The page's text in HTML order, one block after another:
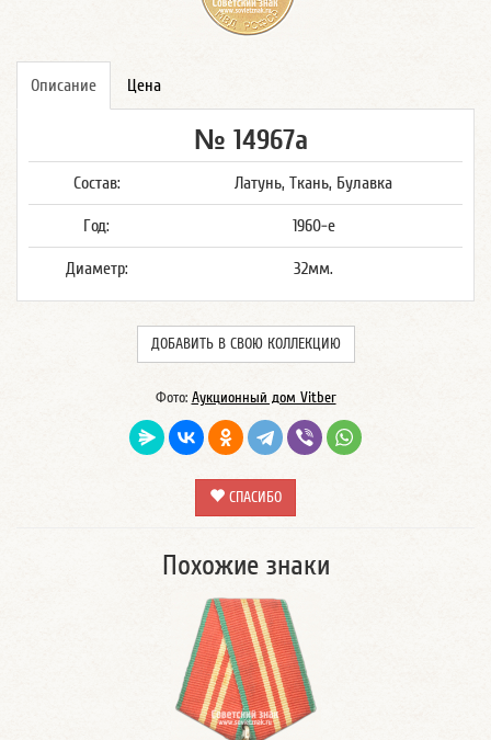
Описание Цена
№ 14967а
Состав: Латунь, Ткань, Булавка
Год: 1960-е
Диаметр: 32мм.
ДОБАВИТЬ В СВОЮ КОЛЛЕКЦИЮ
Фото: Аукционный дом Vitber
СПАСИБО
Похожие знаки